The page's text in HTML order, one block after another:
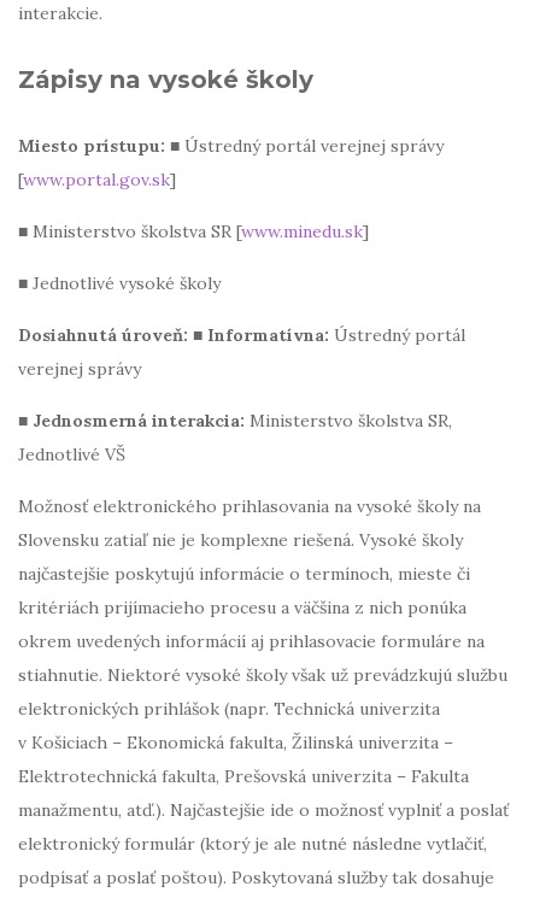
interakcie.
Zápisy na vysoké školy
Miesto prístupu: ■ Ústredný portál verejnej správy
[www.portal.gov.sk]
■ Ministerstvo školstva SR [www.minedu.sk]
■ Jednotlivé vysoké školy
Dosiahnutá úroveň: ■ Informatívna: Ústredný portál
verejnej správy
■ Jednosmerná interakcia: Ministerstvo školstva SR,
Jednotlivé VŠ
Možnosť elektronického prihlasovania na vysoké školy na
Slovensku zatiaľ nie je komplexne riešená. Vysoké školy
najčastejšie poskytujú informácie o termínoch, mieste či
kritériách prijímacieho procesu a väčšina z nich ponúka
okrem uvedených informácií aj prihlasovacie formuláre na
stiahnutie. Niektoré vysoké školy však už prevádzkujú službu
elektronických prihlášok (napr. Technická univerzita
v Košiciach – Ekonomická fakulta, Žilinská univerzita –
Elektrotechnická fakulta, Prešovská univerzita – Fakulta
manažmentu, atď.). Najčastejšie ide o možnosť vyplniť a poslať
elektronický formulár (ktorý je ale nutné následne vytlačiť,
podpísať a poslať poštou). Poskytovaná služby tak dosahuje